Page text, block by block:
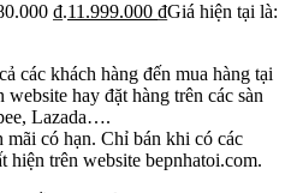
₫.11.999.000 ₫Giá hiện tại là:
các khách hàng đến mua hàng tại
hay đặt hàng trên các sàn
Lazada….
có hạn. Chỉ bán khi có các
hiện trên website bepnhatoi.com.